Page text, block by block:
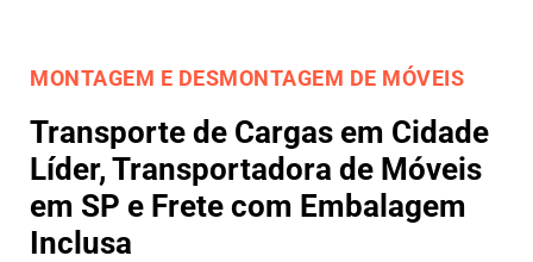
MONTAGEM E DESMONTAGEM DE MÓVEIS
Transporte de Cargas em Cidade
Líder, Transportadora de Móveis
em SP e Frete com Embalagem
Inclusa